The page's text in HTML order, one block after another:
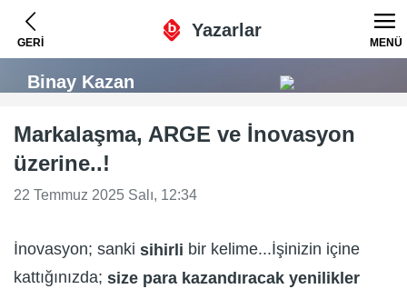
GERİ
Yazarlar
MENÜ
Binay Kazan
Markalaşma, ARGE ve İnovasyon
üzerine..!
22 Temmuz 2025 Salı, 12:34
İnovasyon; sanki sihirli bir kelime...İşinizin içine
kattığınızda; size para kazandıracak yenilikler